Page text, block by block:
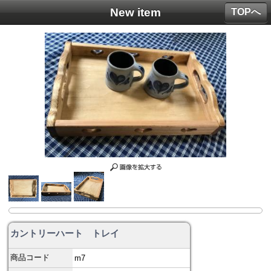
New item
カントリーハート トレイ
商品コード m7
TOPへ